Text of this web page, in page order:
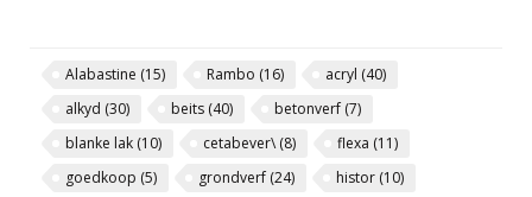
Alabastine (15) Rambo (16) acryl (40)
alkyd (30) beits (40) betonverf (7)
blanke lak (10) cetabever\(8) flexa (11)
goedkoop (5) grondverf (24) histor (10)